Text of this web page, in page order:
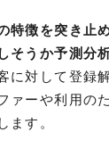
特徴を突き止
そうか予測分
に対して登録
ァーや利用の
ます。